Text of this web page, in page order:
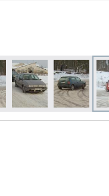
Izdrukas 1h laikā
tiešsaistē
Dažādi formāti un
jūsu foto